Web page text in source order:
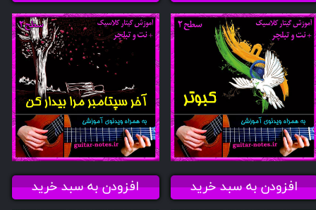
افزودن به سبد خرید افزودن به سبد خرید